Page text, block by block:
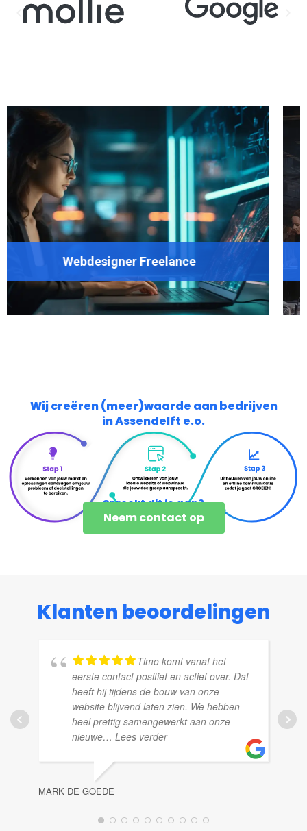
Freelance
Wij creëren (meer)waarde aan bedrijven
in Assendelft e.o.
Spreekt dit je aan?
Neem contact op
Klanten beoordelingen
Timo komt vanaf het
eerste contact positief en actief over. Dat
heeft hij tijdens de bouw van onze
website blijvend laten zien. We hebben
heel prettig samengewerkt aan onze
nieuwe… Lees verder
MARK DE GOEDE